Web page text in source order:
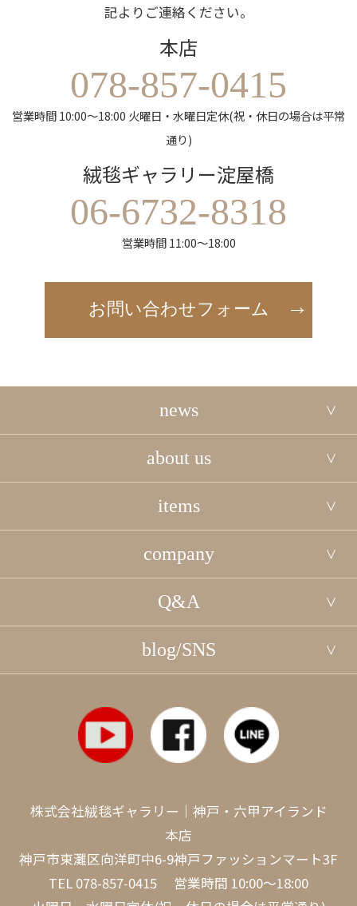
記よりご連絡ください。
本店
078-857-0415
営業時間 10:00～18:00 火曜日・水曜日定休(祝・休日の場合は平常
通り)
絨毯ギャラリー淀屋橋
06-6732-8318
営業時間 11:00～18:00
お問い合わせフォーム
news
about us
items
company
Q&A
blog/SNS
株式会社絨毯ギャラリー｜神戸・六甲アイランド
本店
神戸市東灘区向洋町中6-9神戸ファッションマート3F
TEL 078-857-0415 営業時間 10:00～18:00